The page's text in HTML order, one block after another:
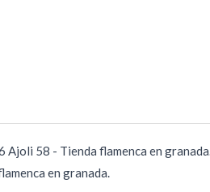
58 - Tienda flamenca en
en granada.